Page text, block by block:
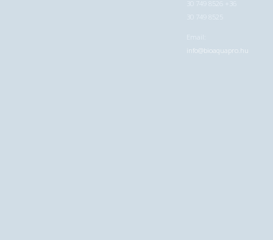
30 749 8526 +36
30 749 8525
Email:
info@bioaquapro.hu